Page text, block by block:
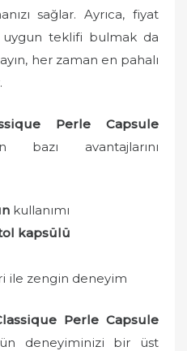
sağlar. Ayrıca, fiyat
uygun teklifi bulmak da
her zaman en pahalı
Perle Capsule
bazı avantajlarını
kullanımı
kapsülü
ile zengin deneyim
Perle Capsule
deneyiminizi bir üst